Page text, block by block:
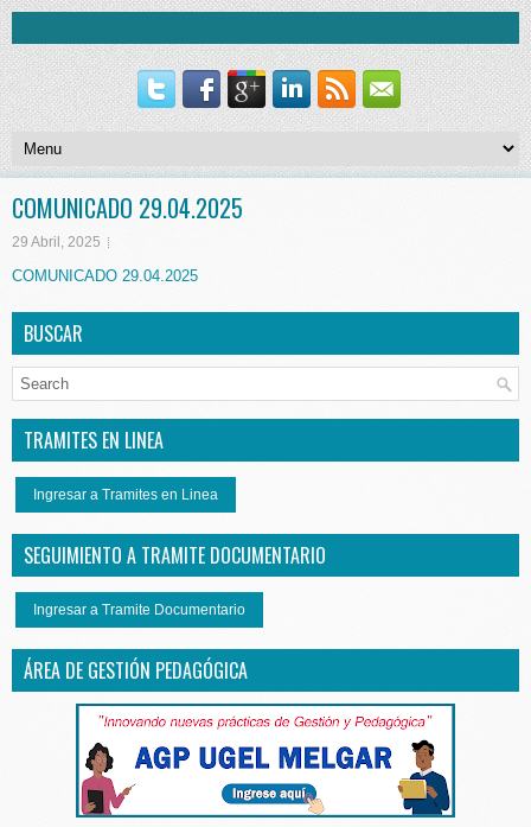
COMUNICADO 29.04.2025
29 Abril, 2025
COMUNICADO 29.04.2025
BUSCAR
TRAMITES EN LINEA
Ingresar a Tramites en Linea
SEGUIMIENTO A TRAMITE DOCUMENTARIO
Ingresar a Tramite Documentario
ÁREA DE GESTIÓN PEDAGÓGICA